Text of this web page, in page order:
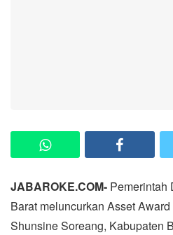
JABAROKE.COM- Pemerintah
Barat meluncurkan Asset
Shunsine Soreang, Kabupaten